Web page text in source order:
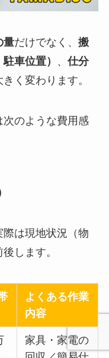
量だけでなく、 搬
車位置）
、 仕分
く変わります。
次のような費用感
は現地状況（物
します。
よくある作業
内容
家具・家電の